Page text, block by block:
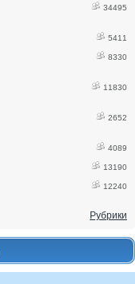
34495
5411
8330
11830
2652
4089
13190
12240
Рубрики